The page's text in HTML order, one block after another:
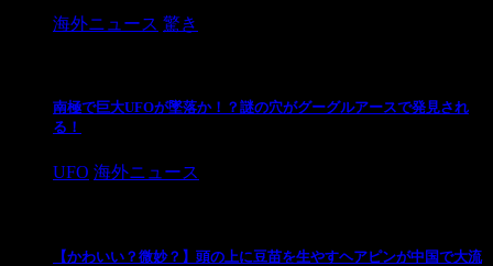
海外ニュース 驚き
南極で巨大UFOが墜落か！？謎の穴がグーグルアースで発見され
る！
UFO 海外ニュース
【かわいい？微妙？】頭の上に豆苗を生やすヘアピンが中国で大流